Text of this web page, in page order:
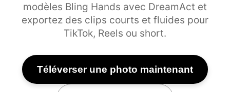
modèles Bling Hands avec DreamAct et
exportez des clips courts et fluides pour
TikTok, Reels ou short.
Téléverser une photo maintenant